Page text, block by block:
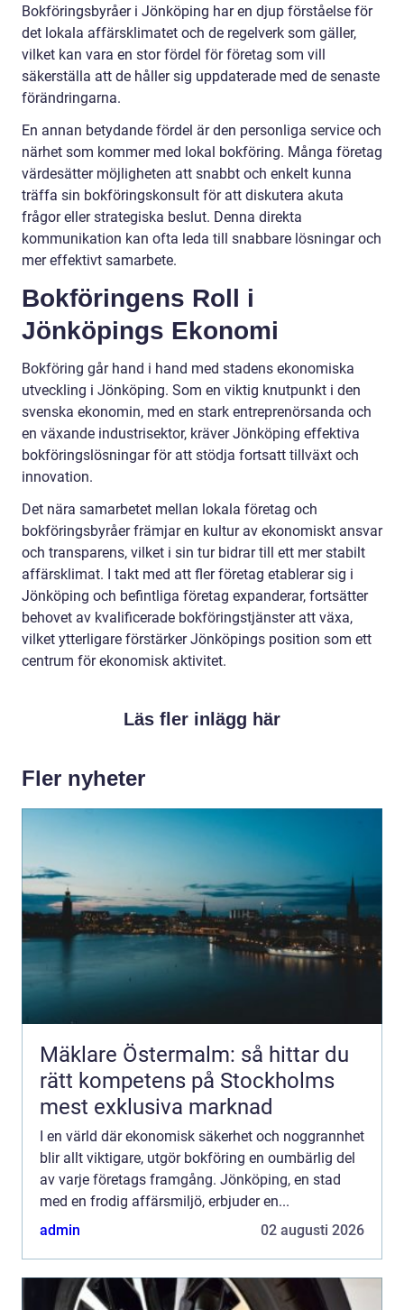
Bokföringsbyråer i Jönköping har en djup förståelse för
det lokala affärsklimatet och de regelverk som gäller,
vilket kan vara en stor fördel för företag som vill
säkerställa att de håller sig uppdaterade med de senaste
förändringarna.
En annan betydande fördel är den personliga service och
närhet som kommer med lokal bokföring. Många företag
värdesätter möjligheten att snabbt och enkelt kunna
träffa sin bokföringskonsult för att diskutera akuta
frågor eller strategiska beslut. Denna direkta
kommunikation kan ofta leda till snabbare lösningar och
mer effektivt samarbete.
Bokföringens Roll i
Jönköpings Ekonomi
Bokföring går hand i hand med stadens ekonomiska
utveckling i Jönköping. Som en viktig knutpunkt i den
svenska ekonomin, med en stark entreprenörsanda och
en växande industrisektor, kräver Jönköping effektiva
bokföringslösningar för att stödja fortsatt tillväxt och
innovation.
Det nära samarbetet mellan lokala företag och
bokföringsbyråer främjar en kultur av ekonomiskt ansvar
och transparens, vilket i sin tur bidrar till ett mer stabilt
affärsklimat. I takt med att fler företag etablerar sig i
Jönköping och befintliga företag expanderar, fortsätter
behovet av kvalificerade bokföringstjänster att växa,
vilket ytterligare förstärker Jönköpings position som ett
centrum för ekonomisk aktivitet.
Läs fler inlägg här
Fler nyheter
Mäklare Östermalm: så hittar du
rätt kompetens på Stockholms
mest exklusiva marknad
I en värld där ekonomisk säkerhet och noggrannhet
blir allt viktigare, utgör bokföring en oumbärlig del
av varje företags framgång. Jönköping, en stad
med en frodig affärsmiljö, erbjuder en...
admin
02 augusti 2026